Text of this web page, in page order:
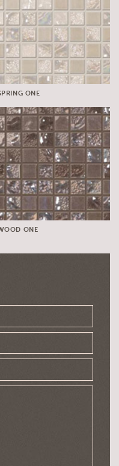
ONE
ONE